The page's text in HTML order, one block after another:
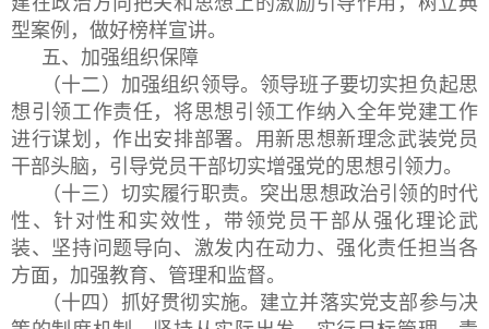
型案例，做好榜样宣讲。
五、加强组织保障
（十二）加强组织领导。领导班子要切实担负起思
想引领工作责任，将思想引领工作纳入全年党建工作
进行谋划，作出安排部署。用新思想新理念武装党员
干部头脑，引导党员干部切实增强党的思想引领力。
（十三）切实履行职责。突出思想政治引领的时代
性、针对性和实效性，带领党员干部从强化理论武
装、坚持问题导向、激发内在动力、强化责任担当各
方面，加强教育、管理和监督。
（十四）抓好贯彻实施。建立并落实党支部参与决